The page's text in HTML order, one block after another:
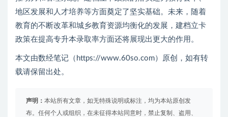
地区发展和人才培养等方面奠定了坚实基础。未来，随着
教育的不断改革和城乡教育资源均衡化的发展，建档立卡
政策在提高专升本录取率方面还将展现出更大的作用。
本文由数经笔记（https://www.60so.com）原创，如有转
载请保留出处。
声明： 本站所有文章，如无特殊说明或标注，均为本站原创发
布。任何个人或组织，在未征得本站同意时，禁止复制、盗用、